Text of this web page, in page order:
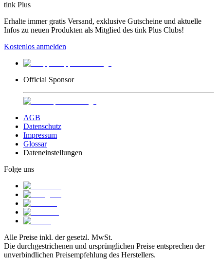
tink Plus
Erhalte immer gratis Versand, exklusive Gutscheine und aktuelle
Infos zu neuen Produkten als Mitglied des tink Plus Clubs!
Kostenlos anmelden
Official Sponsor
AGB
Datenschutz
Impressum
Glossar
Dateneinstellungen
Folge uns
Alle Preise inkl. der gesetzl. MwSt.
Die durchgestrichenen und ursprünglichen Preise entsprechen der
unverbindlichen Preisempfehlung des Herstellers.